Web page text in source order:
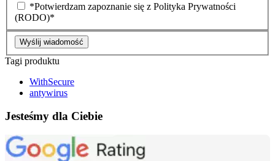
*Potwierdzam zapoznanie się z Polityka Prywatności
(RODO)*
Wyślij wiadomość
Tagi produktu
WithSecure
antywirus
Jesteśmy dla Ciebie